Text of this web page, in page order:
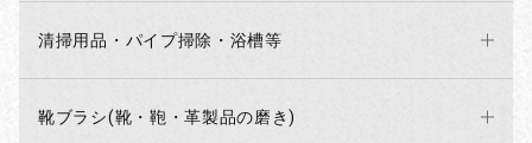
清掃用品・パイプ掃除・浴槽等
靴ブラシ(靴・鞄・革製品の磨き)